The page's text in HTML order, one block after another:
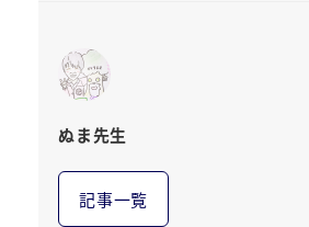
ぬま先生
記事一覧